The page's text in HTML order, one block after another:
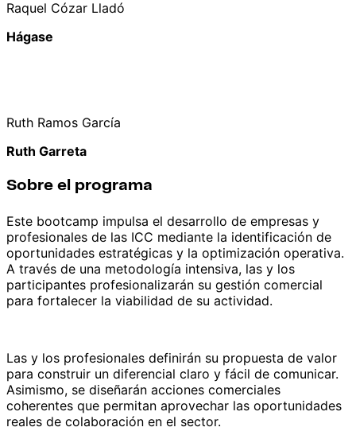
Raquel Cózar Lladó
Hágase
Ruth Ramos García
Ruth Garreta
Sobre el programa
Este bootcamp impulsa el desarrollo de empresas y
profesionales de las ICC mediante la identificación de
oportunidades estratégicas y la optimización operativa.
A través de una metodología intensiva, las y los
participantes profesionalizarán su gestión comercial
para fortalecer la viabilidad de su actividad.
Las y los profesionales definirán su propuesta de valor
para construir un diferencial claro y fácil de comunicar.
Asimismo, se diseñarán acciones comerciales
coherentes que permitan aprovechar las oportunidades
reales de colaboración en el sector.